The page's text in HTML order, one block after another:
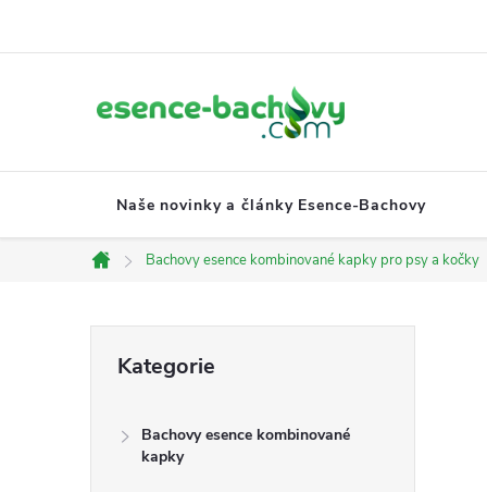
Naše novinky a články Esence-Bachovy
Domů
Bachovy esence kombinované kapky pro psy a kočky
kategorie
Kategorie
Bachovy esence kombinované
kapky